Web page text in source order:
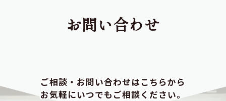
お問い合わせ
ご相談・お問い合わせはこちらから
お気軽にいつでもご相談ください。